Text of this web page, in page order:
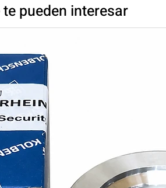
pueden interesar